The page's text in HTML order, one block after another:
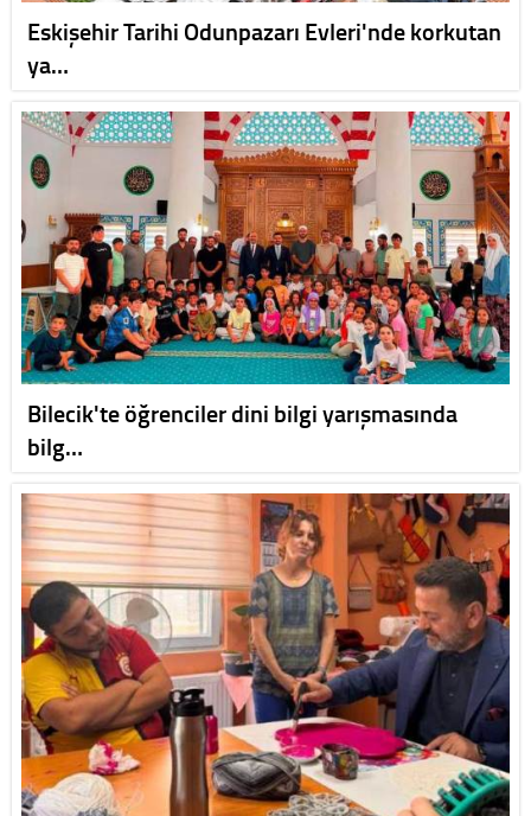
Eskişehir Tarihi Odunpazarı Evleri'nde korkutan
ya…
Bilecik'te öğrenciler dini bilgi yarışmasında
bilg…